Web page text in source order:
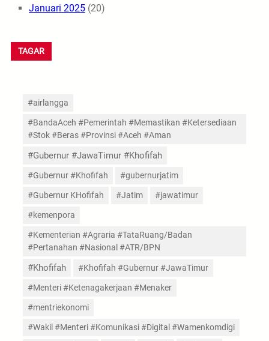
Januari 2025 (20)
TAGAR
#airlangga
#BandaAceh #Pemerintah #Memastikan #Ketersediaan
#Stok #Beras #Provinsi #Aceh #Aman
#Gubernur #JawaTimur #Khofifah
#Gubernur #Khofifah #gubernurjatim
#Gubernur KHofifah #Jatim #jawatimur
#kemenpora
#Kementerian #Agraria #TataRuang/Badan
#Pertanahan #Nasional #ATR/BPN
#Khofifah #Khofifah #Gubernur #JawaTimur
#Menteri #Ketenagakerjaan #Menaker
#mentriekonomi
#Wakil #Menteri #Komunikasi #Digital #Wamenkomdigi